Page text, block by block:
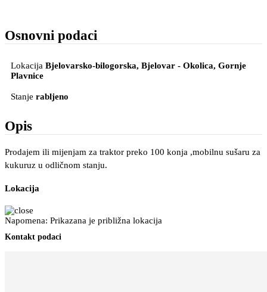
Osnovni podaci
Lokacija Bjelovarsko-bilogorska, Bjelovar - Okolica, Gornje
Plavnice
Stanje rabljeno
Opis
Prodajem ili mijenjam za traktor preko 100 konja ,mobilnu sušaru za
kukuruz u odličnom stanju.
Lokacija
Napomena: Prikazana je približna lokacija
Kontakt podaci